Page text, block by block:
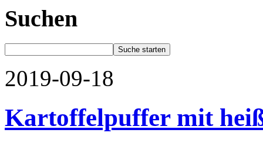
Suchen
2019-09-18
Kartoffelpuffer mit